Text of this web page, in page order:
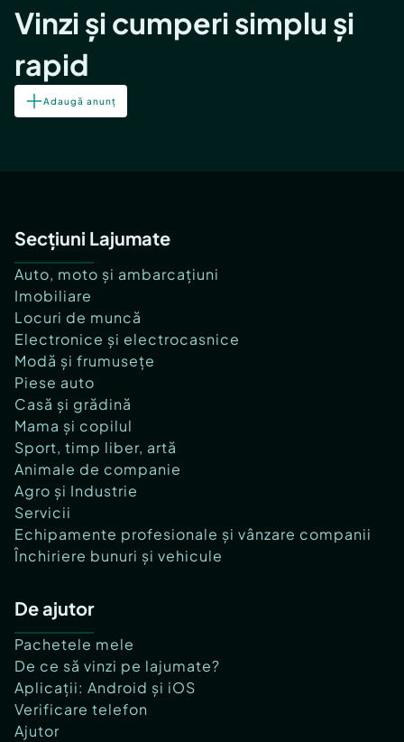
Vinzi și cumperi simplu și
rapid
Adaugă anunț
Secțiuni Lajumate
Auto, moto și ambarcațiuni
Imobiliare
Locuri de muncă
Electronice și electrocasnice
Modă și frumusețe
Piese auto
Casă și grădină
Mama și copilul
Sport, timp liber, artă
Animale de companie
Agro și Industrie
Servicii
Echipamente profesionale și vânzare companii
Închiriere bunuri și vehicule
De ajutor
Pachetele mele
De ce să vinzi pe lajumate?
Aplicații: Android și iOS
Verificare telefon
Ajutor